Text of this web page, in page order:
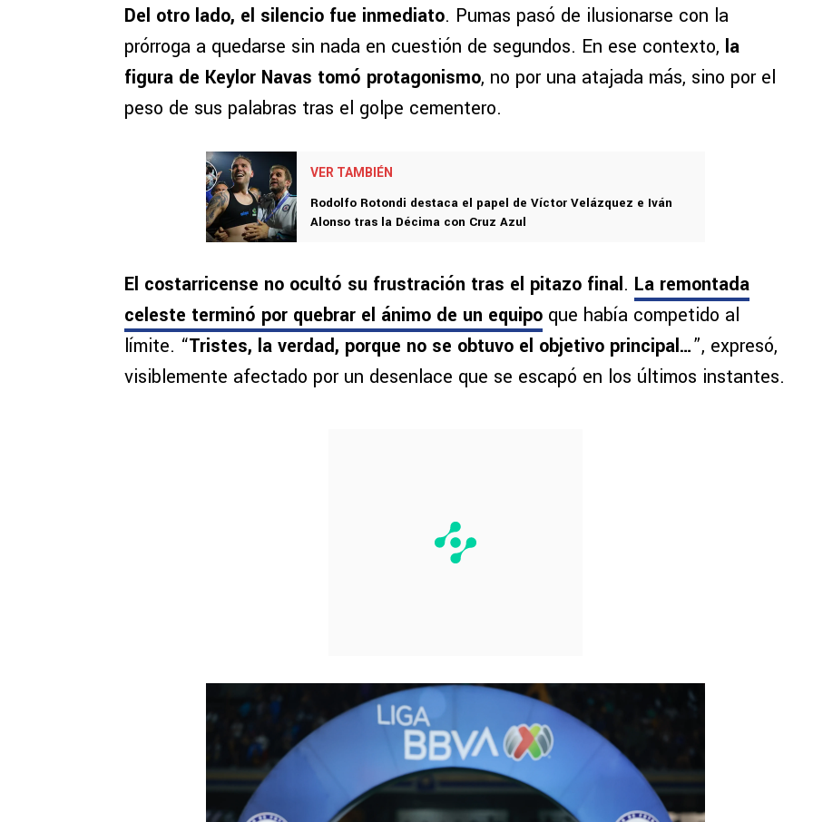
Del otro lado, el silencio fue inmediato. Pumas pasó de ilusionarse con la
prórroga a quedarse sin nada en cuestión de segundos. En ese contexto, la
figura de Keylor Navas tomó protagonismo, no por una atajada más, sino por el
peso de sus palabras tras el golpe cementero.
VER TAMBIÉN
Rodolfo Rotondi destaca el papel de Víctor Velázquez e Iván
Alonso tras la Décima con Cruz Azul
El costarricense no ocultó su frustración tras el pitazo final. La remontada
celeste terminó por quebrar el ánimo de un equipo que había competido al
límite. “Tristes, la verdad, porque no se obtuvo el objetivo principal…”, expresó,
visiblemente afectado por un desenlace que se escapó en los últimos instantes.